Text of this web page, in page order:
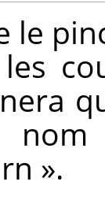
le
».